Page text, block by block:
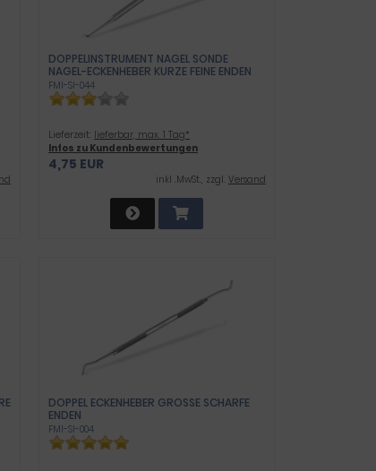
DOPPELINSTRUMENT NAGEL SONDE
NAGEL-ECKENHEBER KURZE FEINE ENDEN
FMI-SI-044
Lieferzeit: lieferbar, max. 1 Tag*
Infos zu Kundenbewertungen
4,75 EUR
inkl .MwSt., zzgl. Versand
DOPPEL ECKENHEBER GROSSE SCHARFE E
NDEN
FMI-SI-004